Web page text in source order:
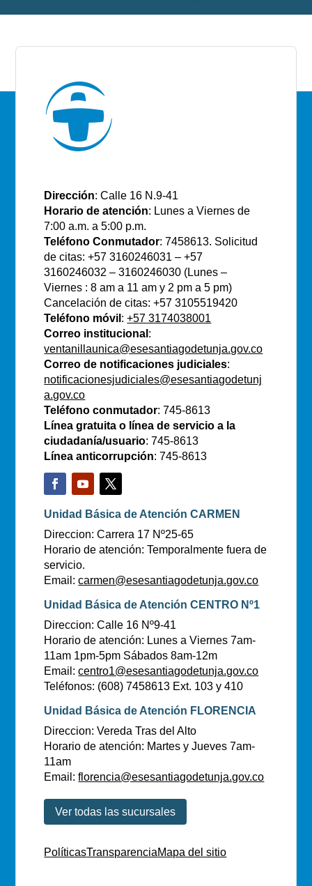
Dirección: Calle 16 N.9-41
Horario de atención: Lunes a Viernes de
7:00 a.m. a 5:00 p.m.
Teléfono Conmutador: 7458613. Solicitud
de citas: +57 3160246031 – +57
3160246032 – 3160246030 (Lunes –
Viernes : 8 am a 11 am y 2 pm a 5 pm)
Cancelación de citas: +57 3105519420
Teléfono móvil :+57 3174038001
Correo institucional :
ventanillaunica@esesantiagodetunja.gov.co
Correo de notificaciones judiciales:
notificacionesjudiciales@esesantiagodetunj
a.gov.co
Teléfono conmutador: 745-8613
Línea gratuita o línea de servicio a la
ciudadanía/usuario: 745-8613
Línea anticorrupción: 745-8613
Unidad Básica de Atención CARMEN
Direccion: Carrera 17 Nº25-65
Horario de atención: Temporalmente fuera de
servicio.
Email:carmen@esesantiagodetunja.gov.co
Unidad Básica de Atención CENTRO Nº1
Direccion: Calle 16 Nº9-41
Horario de atención: Lunes a Viernes 7am-
11am 1pm-5pm Sábados 8am-12m
Email:centro1@esesantiagodetunja.gov.co
Teléfonos: (608) 7458613 Ext. 103 y 410
Unidad Básica de Atención FLORENCIA
Direccion: Vereda Tras del Alto
Horario de atención: Martes y Jueves 7am-
11am
Email:florencia@esesantiagodetunja.gov.co
Ver todas las sucursales
PolíticasTransparenciaMapa del sitio